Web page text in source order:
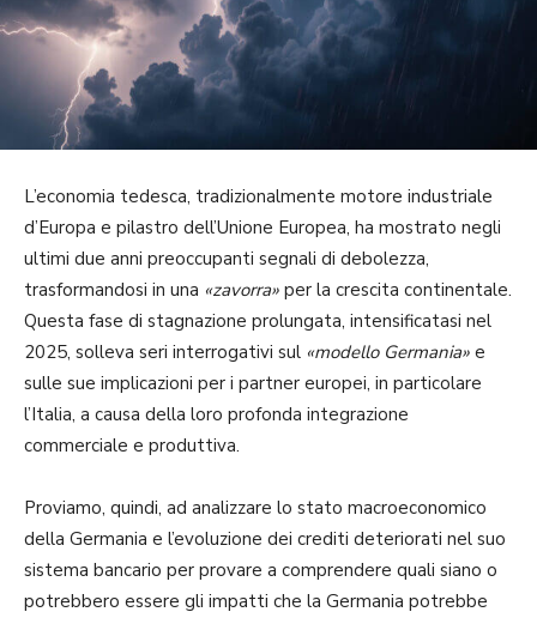
L’economia tedesca, tradizionalmente motore industriale
d’Europa e pilastro dell’Unione Europea, ha mostrato negli
ultimi due anni preoccupanti segnali di debolezza,
trasformandosi in una «zavorra» per la crescita continentale.
Questa fase di stagnazione prolungata, intensificatasi nel
2025, solleva seri interrogativi sul «modello Germania» e
sulle sue implicazioni per i partner europei, in particolare
l’Italia, a causa della loro profonda integrazione
commerciale e produttiva.
Proviamo, quindi, ad analizzare lo stato macroeconomico
della Germania e l’evoluzione dei crediti deteriorati nel suo
sistema bancario per provare a comprendere quali siano o
potrebbero essere gli impatti che la Germania potrebbe